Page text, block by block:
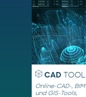
CAD
Online-CAD-,
und GIS-Tools,